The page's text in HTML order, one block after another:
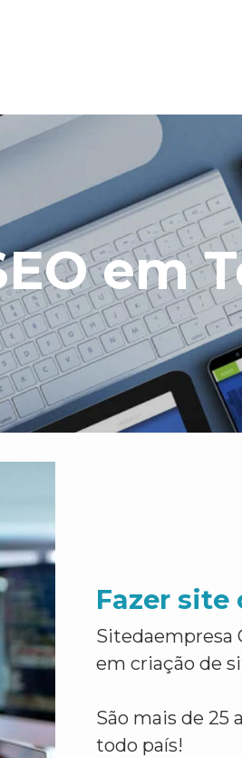
em
Fazer site
Sitedaempresa
em criação de
São mais de 25
todo país!